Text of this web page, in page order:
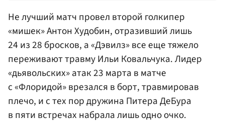
Не лучший матч провел второй голкипер
«мишек»Антон Худобин, отразивший лишь
24 из 28 бросков, а «Дэвилз» все еще тяжело
переживают травмуИльи Ковальчука. Лидер
«дьявольских» атак 23 марта в матче
с «Флоридой» врезался в борт, травмировав
плечо, и с тех пор дружина Питера ДеБура
в пяти встречах набрала лишь одно очко.